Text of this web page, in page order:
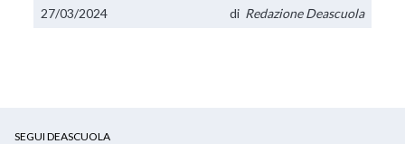
27/03/2024 di Redazione Deascuola
SEGUI DEASCUOLA